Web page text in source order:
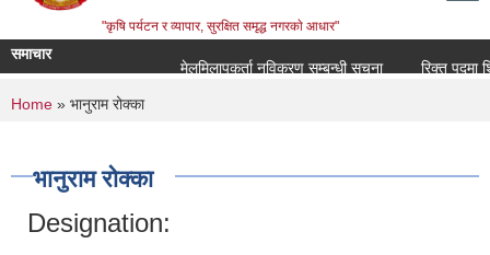
"कृषि पर्यटन र व्यापार, सुरक्षित समृद्ध नगरकाे आधार"
समाचार
मेलमिलापकर्ता नविकरण सम्बन्धी सूचना
रिक्त पदमा
You are here
Home » भानुराम रोक्का
भानुराम रोक्का
Designation: